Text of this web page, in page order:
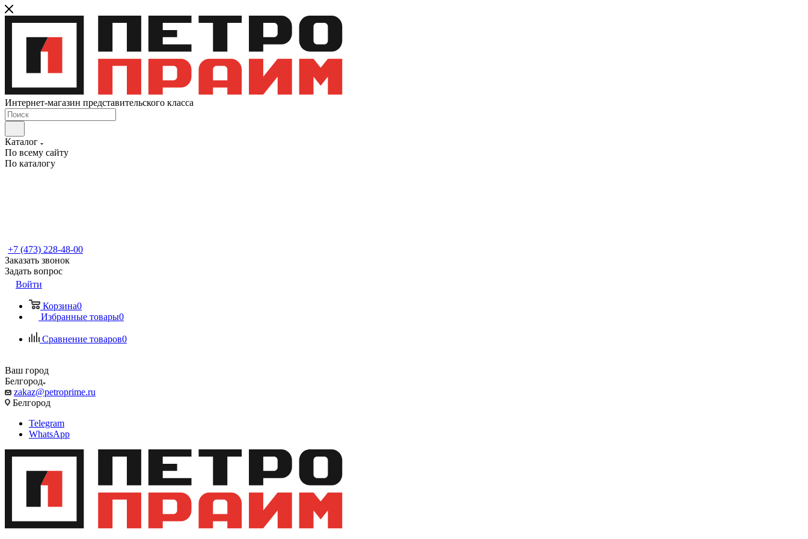
Интернет-магазин представительского класса
Каталог
По всему сайту
По каталогу
+7 (473) 228-48-00
Заказать звонок
Задать вопрос
Войти
Корзина0
Избранные товары0
Сравнение товаров0
Ваш город
Белгород
zakaz@petroprime.ru
Белгород
Telegram
WhatsApp